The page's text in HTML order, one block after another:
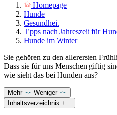
Homepage
Hunde
Gesundheit
Tipps nach Jahreszeit für
Hunde im Winter
Sie gehören zu den allerersten
Dass sie für uns Menschen giftig
wie sieht das bei Hunden aus?
Mehr
Weniger
Inhaltsverzeichnis + −